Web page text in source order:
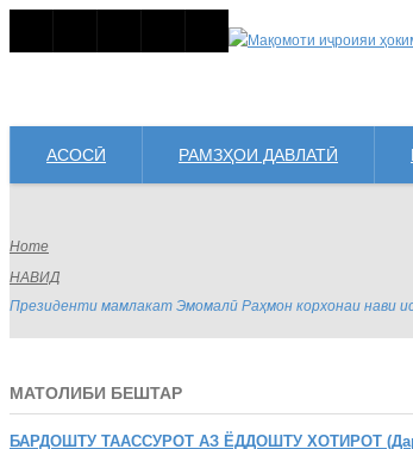
АСОСӢ РАМЗҲОИ ДАВЛАТӢ
Home
НАВИД
Президенти мамлакат Эмомалӣ Раҳмон корхонаи нави
МАТОЛИБИ БЕШТАР
БАРДОШТУ ТААССУРОТ АЗ ЁДДОШТУ ХОТИРОТ (Дар